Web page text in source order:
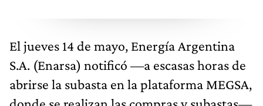
El jueves 14 de mayo, Energía Argentina
S.A. (Enarsa) notificó —a escasas horas de
abrirse la subasta en la plataforma MEGSA,